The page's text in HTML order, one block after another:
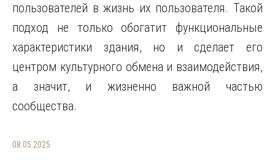
пользователей в жизнь их пользователя. Такой
подход не только обогатит функциональные
характеристики здания, но и сделает его
центром культурного обмена и взаимодействия,
а значит, и жизненно важной частью
сообщества.
08.05.2025